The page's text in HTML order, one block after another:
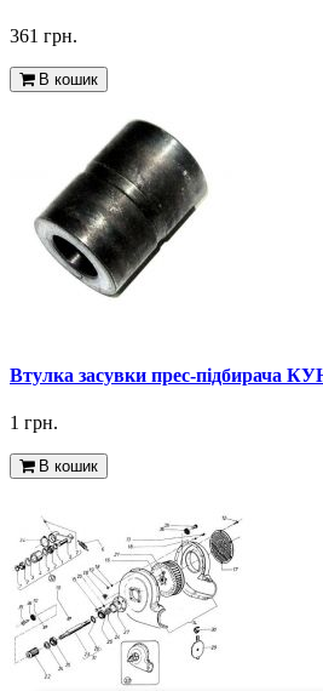
361 грн.
В кошик
Втулка засувки прес-підбирача
1 грн.
В кошик